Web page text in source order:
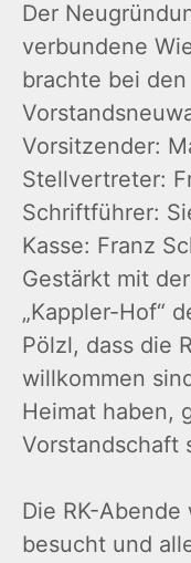
Der
verbundene
brachte bei
Vorsitzender:
Stellvertreter:
Schriftführer:
Kasse: Franz
Gestärkt mit
„Kappler-Hof“
Pölzl, dass die
willkommen
Heimat haben,
Vorstandschaft
Die RK-
besucht und